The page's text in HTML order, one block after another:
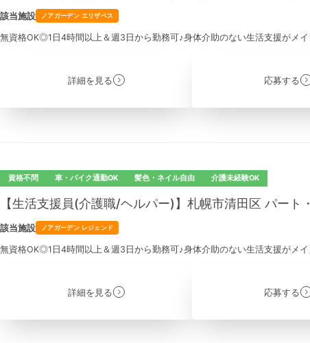
該当施設 ノアガーデン エリザベス
無資格OK◎1日4時間以上＆週3日から勤務可♪身体介助のない生活支援がメイ
詳細を見る 応募する
資格不問 車・バイク通勤OK 髪色・ネイル自由 介護未経験OK
【生活支援員(介護職/ヘルパー)】札幌市清田区 パート
該当施設 ノアガーデン レジェンド
無資格OK◎1日4時間以上＆週3日から勤務可♪身体介助のない生活支援がメイ
詳細を見る 応募する